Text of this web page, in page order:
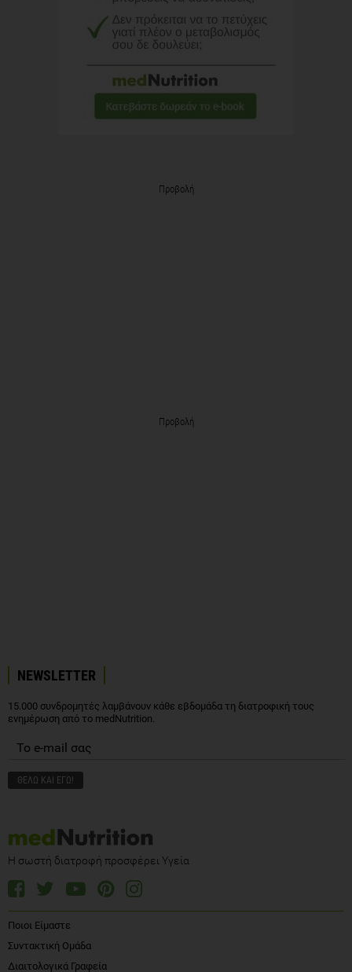
Προβολή
Προβολή
NEWSLETTER
15.000 συνδρομητές λαμβάνουν κάθε εβδομάδα τη διατροφική τους
ενημέρωση από το medNutrition.
Η σωστή διατροφή προσφέρει Υγεία
Ποιοι Είμαστε
Συντακτική Ομάδα
Διαιτολογικά Γραφεία